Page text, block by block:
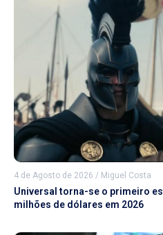
4 de Agosto de 2026 / Miguel Costa
Universal torna-se o primeiro
milhões de dólares em 2026